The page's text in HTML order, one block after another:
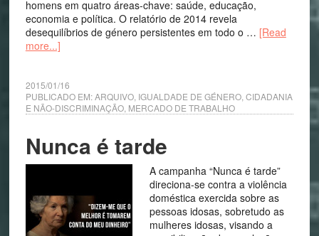
homens em quatro áreas-chave: saúde, educação,
economia e política. O relatório de 2014 revela
desequilíbrios de género persistentes em todo o … [Read
more...]
2015/01/16
PUBLICADO EM:ARQUIVO, IGUALDADE DE GÉNERO, CIDADANIA
E NÃO-DISCRIMINAÇÃO, MERCADO DE TRABALHO
Nunca é tarde
A campanha “Nunca é tarde”
direciona-se contra a violência
doméstica exercida sobre as
pessoas idosas, sobretudo as
mulheres idosas, visando a